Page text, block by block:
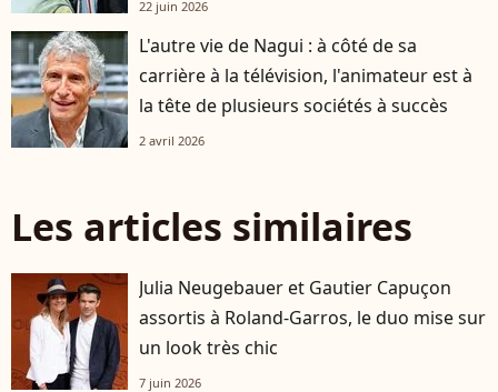
22 juin 2026
L'autre vie de Nagui : à côté de sa
carrière à la télévision, l'animateur est à
la tête de plusieurs sociétés à succès
2 avril 2026
Les articles similaires
Julia Neugebauer et Gautier Capuçon
assortis à Roland-Garros, le duo mise sur
un look très chic
7 juin 2026